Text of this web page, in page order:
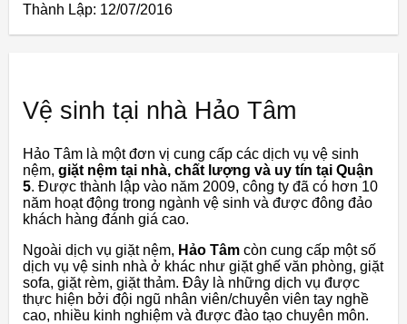
Thành Lập: 12/07/2016
Vệ sinh tại nhà Hảo Tâm
Hảo Tâm là một đơn vị cung cấp các dịch vụ vệ sinh
nệm, giặt nệm tại nhà, chất lượng và uy tín tại Quận
5. Được thành lập vào năm 2009, công ty đã có hơn 10
năm hoạt động trong ngành vệ sinh và được đông đảo
khách hàng đánh giá cao.
Ngoài dịch vụ giặt nệm, Hảo Tâm còn cung cấp một số
dịch vụ vệ sinh nhà ở khác như giặt ghế văn phòng, giặt
sofa, giặt rèm, giặt thảm. Đây là những dịch vụ được
thực hiện bởi đội ngũ nhân viên/chuyên viên tay nghề
cao, nhiều kinh nghiệm và được đào tạo chuyên môn.